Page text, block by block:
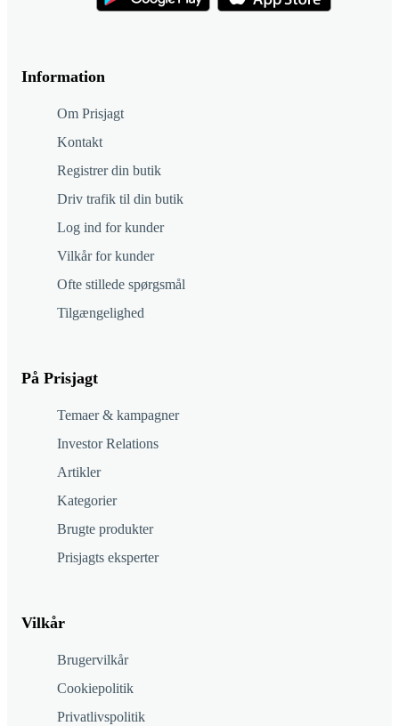
Information
Om Prisjagt
Kontakt
Registrer din butik
Driv trafik til din butik
Log ind for kunder
Vilkår for kunder
Ofte stillede spørgsmål
Tilgængelighed
På Prisjagt
Temaer & kampagner
Investor Relations
Artikler
Kategorier
Brugte produkter
Prisjagts eksperter
Vilkår
Brugervilkår
Cookiepolitik
Privatlivspolitik